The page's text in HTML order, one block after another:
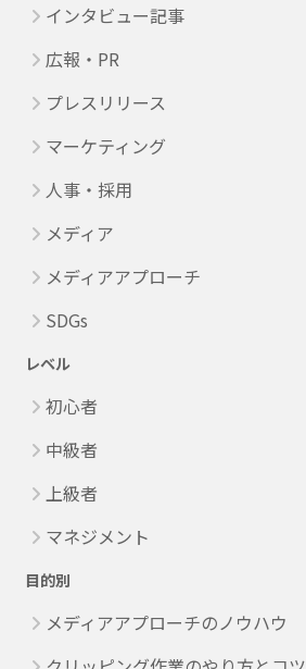
インタビュー記事
広報・PR
プレスリリース
マーケティング
人事・採用
メディア
メディアアプローチ
SDGs
レベル
初心者
中級者
上級者
マネジメント
目的別
メディアアプローチのノウハウ